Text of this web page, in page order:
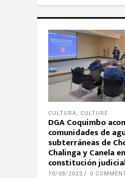
CULTURA, CULTURE
DGA Coquimbo
comunidades de
subterráneas de
Chalinga y Canela
constitución
10/08/2023 0